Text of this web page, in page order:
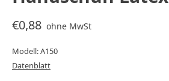
€0,88 ohne MwSt
Modell: A150
Datenblatt